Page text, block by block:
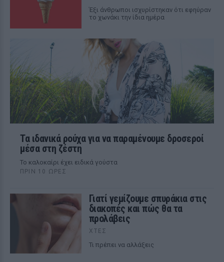
Έξι άνθρωποι ισχυρίστηκαν ότι εφηύραν
το χωνάκι την ίδια ημέρα
Τα ιδανικά ρούχα για να παραμένουμε δροσεροί
μέσα στη ζέστη
To καλοκαίρι έχει ειδικά γούστα
ΠΡΙΝ 10 ΏΡΕΣ
Γιατί γεμίζουμε σπυράκια στις
διακοπές και πώς θα τα
προλάβεις
ΧΤΕΣ
Τι πρέπει να αλλάξεις